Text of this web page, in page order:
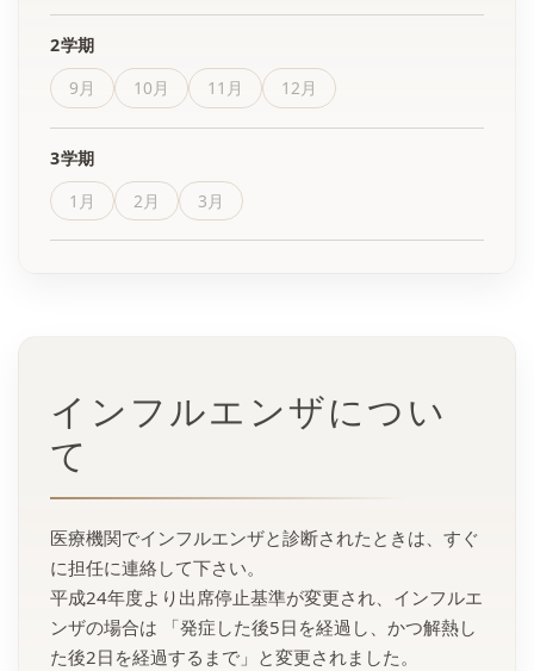
2学期
9月
10月 11月 12月
3学期
1月
2月 3月
インフルエンザについ
て
医療機関でインフルエンザと診断されたときは、すぐ
に担任に連絡して下さい。
平成24年度より出席停止基準が変更され、インフルエ
ンザの場合は 「発症した後5日を経過し、かつ解熱し
た後2日を経過するまで」と変更されました。